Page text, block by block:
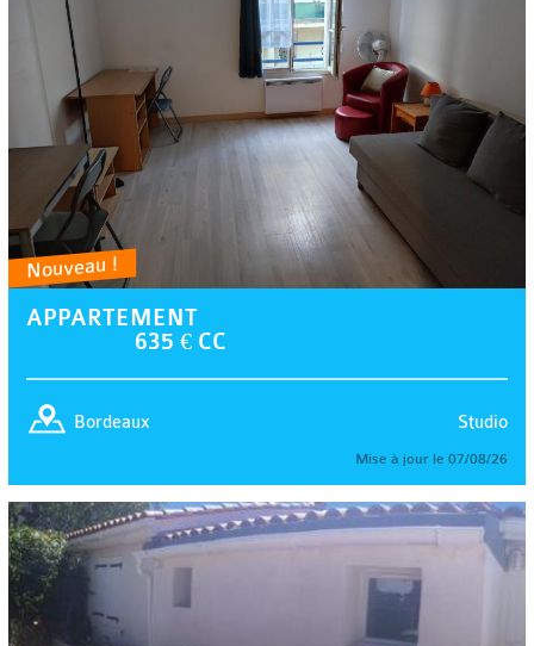
Nouveau !
APPARTEMENT
635 € CC
Studio
Bordeaux
Mise à jour le 07/08/26